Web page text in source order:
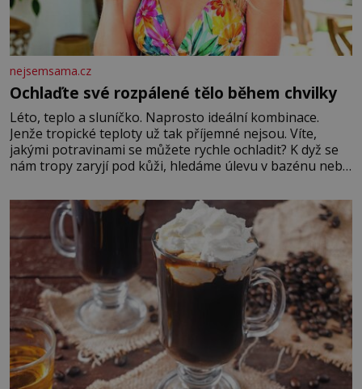
nejsemsama.cz
Ochlaďte své rozpálené tělo během chvilky
Léto, teplo a sluníčko. Naprosto ideální kombinace.
Jenže tropické teploty už tak příjemné nejsou. Víte,
jakými potravinami se můžete rychle ochladit? K dyž se
nám tropy zaryjí pod kůži, hledáme úlevu v bazénu nebo
blízkosti. Nemusíte však zoufat. Pokud budete mít
promyšlený jídelníček, žadné pařáky si na vás